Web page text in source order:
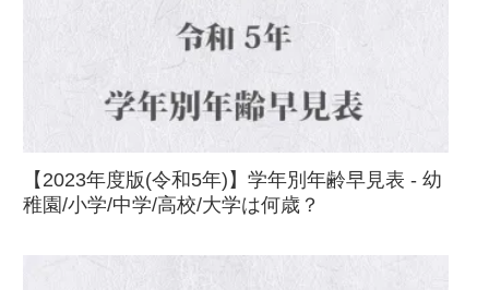
【2023年度版(令和5年)】学年別年齢早見表 - 幼
稚園/小学/中学/高校/大学は何歳？